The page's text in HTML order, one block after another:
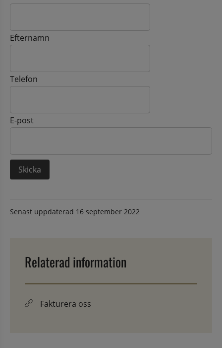
Efternamn
Telefon
E-post
Senast uppdaterad 16 september 2022
Relaterad information
Fakturera oss